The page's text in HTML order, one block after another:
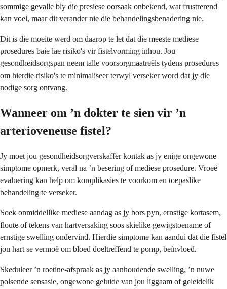
sommige gevalle bly die presiese oorsaak onbekend, wat frustrerend
kan voel, maar dit verander nie die behandelingsbenadering nie.
Dit is die moeite werd om daarop te let dat die meeste mediese
prosedures baie lae risiko's vir fistelvorming inhou. Jou
gesondheidsorgspan neem talle voorsorgmaatreëls tydens prosedures
om hierdie risiko's te minimaliseer terwyl verseker word dat jy die
nodige sorg ontvang.
Wanneer om ’n dokter te sien vir ’n
arterioveneuse fistel?
Jy moet jou gesondheidsorgverskaffer kontak as jy enige ongewone
simptome opmerk, veral na ’n besering of mediese prosedure. Vroeë
evaluering kan help om komplikasies te voorkom en toepaslike
behandeling te verseker.
Soek onmiddellike mediese aandag as jy bors pyn, ernstige kortasem,
floute of tekens van hartversaking soos skielike gewigstoename of
ernstige swelling ondervind. Hierdie simptome kan aandui dat die fistel
jou hart se vermoë om bloed doeltreffend te pomp, beïnvloed.
Skeduleer ’n roetine-afspraak as jy aanhoudende swelling, ’n nuwe
polsende sensasie, ongewone geluide van jou liggaam of geleidelik